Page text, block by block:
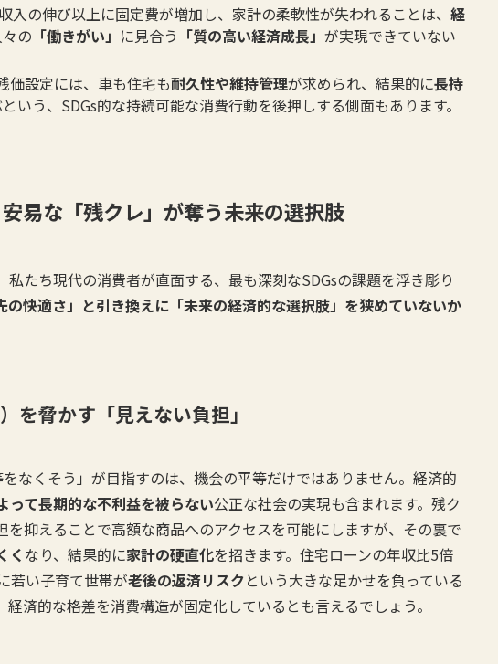
入の伸び以上に固定費が増加し、家計の柔軟性が失われることは、経
の 「働きがい」 に見合う 「質の高い経済成長」が実現できていない
価設定には、車も住宅も耐久性や維持管理が求められ、結果的に長持
いう、SDGs的な持続可能な消費行動を後押しする側面もあります。
易な「残クレ」が奪う未来の選択肢
たち現代の消費者が直面する、最も深刻なSDGsの課題を浮き彫り
の快適さ」と引き換えに「未来の経済的な選択肢」を狭めていないか
を脅かす「見えない負担」
なくそう」が目指すのは、機会の平等だけではありません。経済的
って長期的な不利益を被らない公正な社会の実現も含まれます。残ク
を抑えることで高額な商品へのアクセスを可能にしますが、その裏で
く なり、結果的に家計の硬直化を招きます。住宅ローンの年収比5倍
若い子育て世帯が老後の返済リスクという大きな足かせを負っている
済的な格差を消費構造が固定化しているとも言えるでしょう。